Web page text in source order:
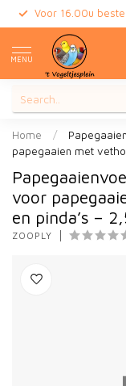
Voor 16.00u
MENU
Home /
papegaaien met
voor
en pinda’s –
ZOOPLY